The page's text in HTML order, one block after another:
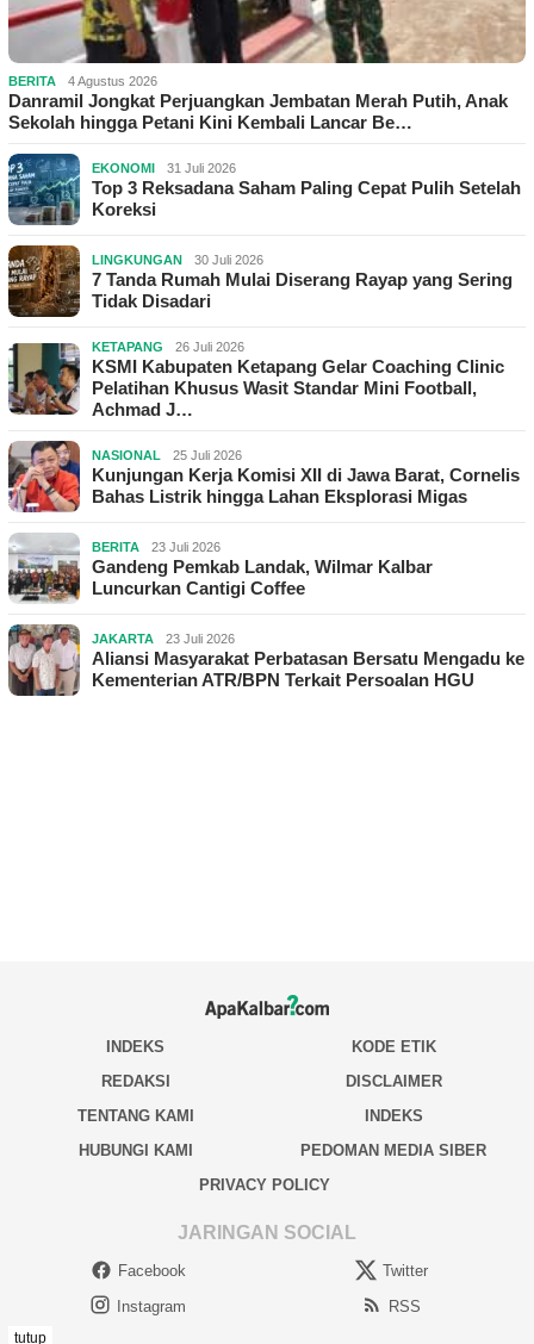
BERITA 4 Agustus 2026
Danramil Jongkat Perjuangkan Jembatan Merah Putih, Anak
Sekolah hingga Petani Kini Kembali Lancar Be…
EKONOMI 31 Juli 2026
Top 3 Reksadana Saham Paling Cepat Pulih Setelah
Koreksi
LINGKUNGAN 30 Juli 2026
7 Tanda Rumah Mulai Diserang Rayap yang Sering
Tidak Disadari
KETAPANG 26 Juli 2026
KSMI Kabupaten Ketapang Gelar Coaching Clinic
Pelatihan Khusus Wasit Standar Mini Football,
Achmad J…
NASIONAL 25 Juli 2026
Kunjungan Kerja Komisi XII di Jawa Barat, Cornelis
Bahas Listrik hingga Lahan Eksplorasi Migas
BERITA 23 Juli 2026
Gandeng Pemkab Landak, Wilmar Kalbar
Luncurkan Cantigi Coffee
JAKARTA 23 Juli 2026
Aliansi Masyarakat Perbatasan Bersatu Mengadu ke
Kementerian ATR/BPN Terkait Persoalan HGU
tutup